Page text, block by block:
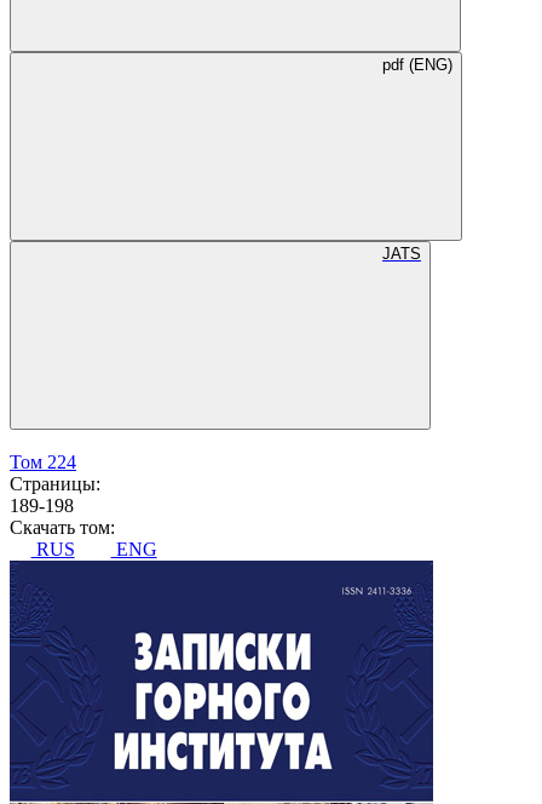
pdf (ENG)
JATS
Том 224
Страницы:
189-198
Скачать том:
RUS
ENG